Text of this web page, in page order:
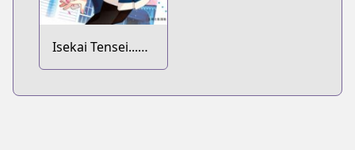
Isekai Tensei...
saretenee!